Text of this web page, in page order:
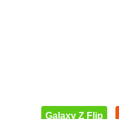
Galaxy Z Flip